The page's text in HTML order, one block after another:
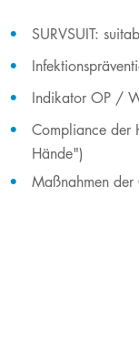
SURVSUIT:
Indikator OP /
Compliance der
Hände")
Maßnahmen der